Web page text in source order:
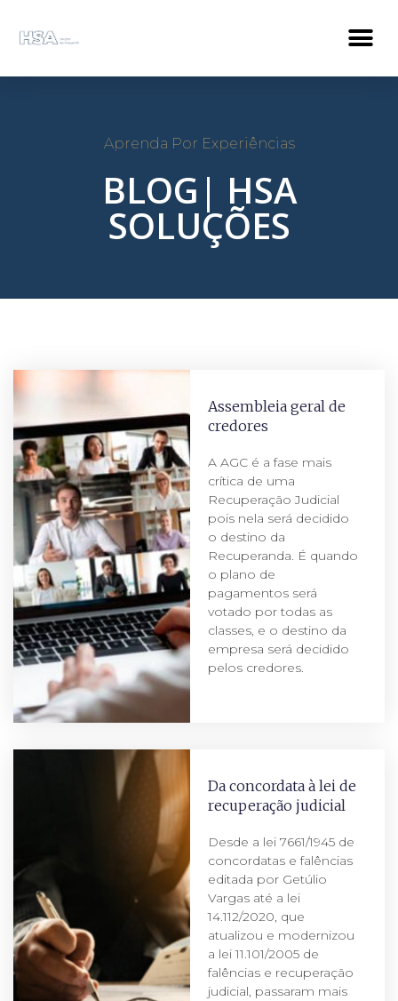
Aprenda Por Experiências
BLOG| HSA
SOLUÇÕES
Assembleia geral de
credores
A AGC é a fase mais
crítica de uma
Recuperação Judicial
pois nela será decidido
o destino da
Recuperanda. É quando
o plano de
pagamentos será
votado por todas as
classes, e o destino da
empresa será decidido
pelos credores.
Da concordata à lei de
recuperação judicial
Desde a lei 7661/1945 de
concordatas e falências
editada por Getúlio
Vargas até a lei
14.112/2020, que
atualizou e modernizou
a lei 11.101/2005 de
falências e recuperação
judicial, passaram mais